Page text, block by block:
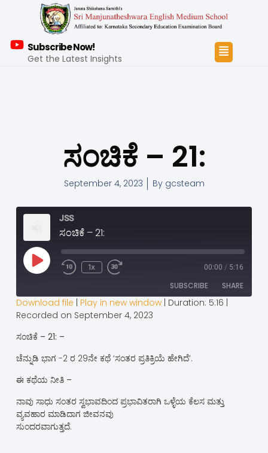
Subscribe Now!
Get the Latest Insights
ಸಂಚಿಕೆ – 21:
September 4, 2023 Bygcsteam
JSS
ಸಂಚಿಕೆ – 21:
1x 00:00 / 5:16
SUBSCRIBE SHARE
RSS FEED
SHARE
EMBED
Download file | Play in new window| Duration: 5:16 |
Recorded on September 4, 2023
ಸಂಚಿಕೆ – 21: –
ಚೆನ್ನುಡಿ ಭಾಗ -2 ರ 29ನೇ ಕಥೆ ‘ಸಂತರ ಪ್ರತಿಕ್ರಿಯೆ ಹೇಗಿದೆ’.
ಈ ಕಥೆಯ ನೀತಿ –
ನಾವು ಸಾಧು ಸಂತರ ಸ್ವಭಾವದಿಂದ ಪ್ರಭಾವಿತರಾಗಿ ಒಳ್ಳೆಯ ಕೆಲಸ ಮತ್ತು
ವ್ಯವಹಾರ ಮಾಡಿದಾಗ ಜೀವನವು
ಸುಂದರವಾಗುತ್ತದೆ.